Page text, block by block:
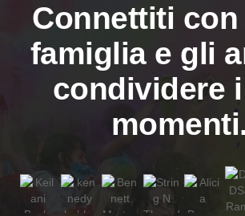
Connettiti con
famiglia e gli
condividere